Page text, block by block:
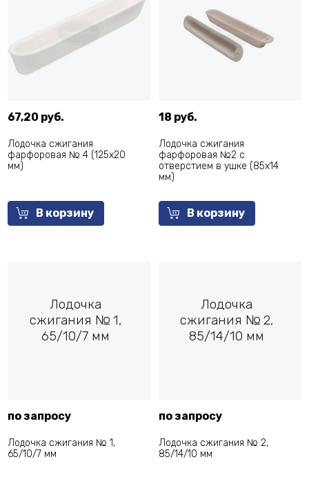
67,20 руб.
Лодочка сжигания
фарфоровая № 4 (125х20
мм)
В корзину
18 руб.
Лодочка сжигания
фарфоровая №2 с
отверстием в ушке (85х14
мм)
В корзину
Лодочка
сжигания № 1,
65/10/7 мм
по запросу
Лодочка сжигания № 1,
65/10/7 мм
Лодочка
сжигания № 2,
85/14/10 мм
по запросу
Лодочка сжигания № 2,
85/14/10 мм